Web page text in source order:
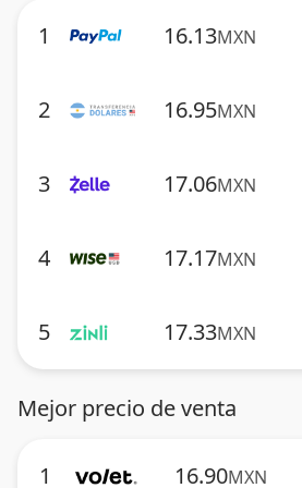
1 16.13MXN
2 16.95MXN
3 17.06MXN
4 17.17MXN
5 17.33MXN
Mejor precio de venta
1 16.90MXN